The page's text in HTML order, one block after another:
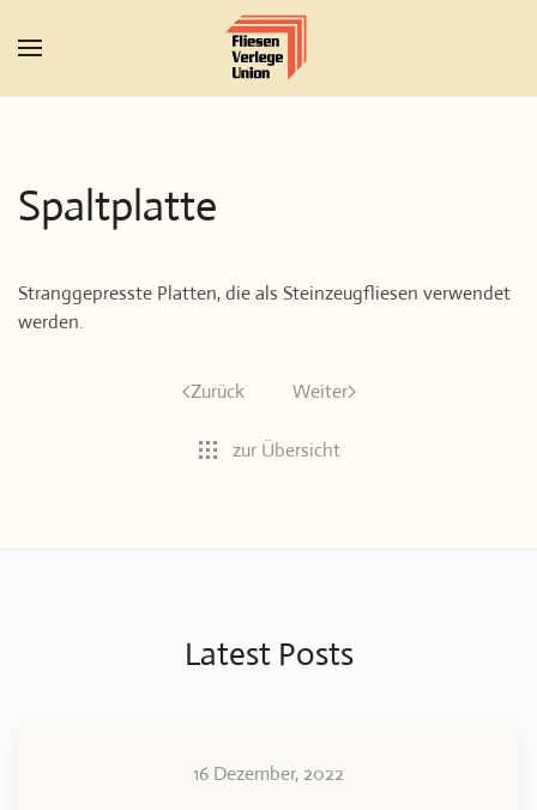
Zum Hauptinhalt springen
Spaltplatte
Stranggepresste Platten, die als Steinzeugfliesen verwendet
werden.
Zurück Weiter
zur Übersicht
Latest Posts
16 Dezember, 2022